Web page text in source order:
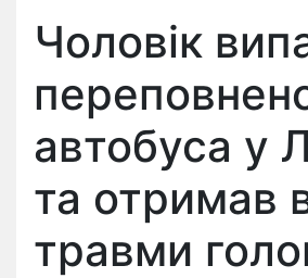
Чоловік
автобуса у
та отримав
травми